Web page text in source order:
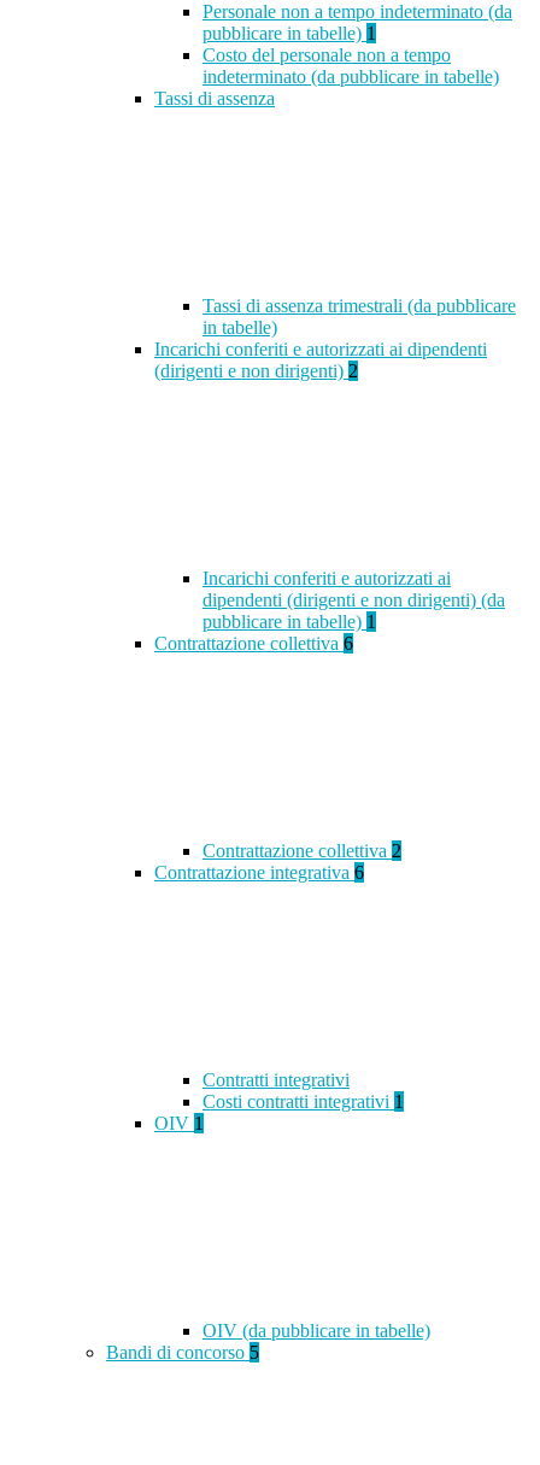
Personale non a tempo indeterminato (da
pubblicare in tabelle) 1
Costo del personale non a tempo
indeterminato (da pubblicare in tabelle)
Tassi di assenza
Tassi di assenza trimestrali (da pubblicare
in tabelle)
Incarichi conferiti e autorizzati ai dipendenti
(dirigenti e non dirigenti) 2
Incarichi conferiti e autorizzati ai
dipendenti (dirigenti e non dirigenti) (da
pubblicare in tabelle) 1
Contrattazione collettiva 6
Contrattazione collettiva 2
Contrattazione integrativa 6
Contratti integrativi
Costi contratti integrativi 1
OIV 1
OIV (da pubblicare in tabelle)
Bandi di concorso 5